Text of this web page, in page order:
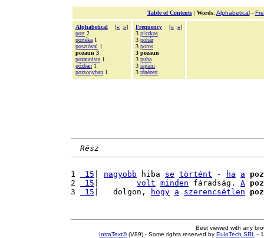
Table of Contents| Words: Alphabetical-
Alphabetical [« »]
port 2
portéka 1
posztóval 1
pozaun 3
pozaunista 1
pózban 1
pozsonyban 1
Frequency [« »]
3 piszkos
3 pohár
3 poros
3 pozaun
3 puha
3 rajtam
3 ránézett
Rész
1 15 nagyobb hiba se történt - ha a
2
15 volt minden fáradság. A
3
15 |   dolgon, hogy a szerencsétlen
Best viewed with any
IntraText®(V89) - Some rights reserved by EuloTech SRL -